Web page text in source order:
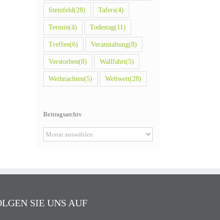
Steinfeld(28) Tafers(4)
Termin(4) Todestag(11)
Treffen(6) Veranstaltung(8)
Verstorben(8) Wallfahrt(5)
Weihnachten(5) Weltweit(28)
Beitragsarchiv
Beitragsarchiv
SIE UNS AUF